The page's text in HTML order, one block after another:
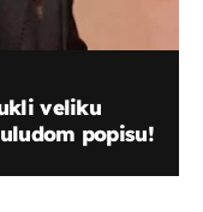
veliku
popisu!